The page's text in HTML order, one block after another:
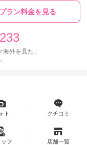
プラン料金を見る
外を見た」
ト クチコミ
ッフ 店舗一覧